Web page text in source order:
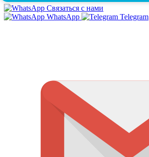
Связаться с нами
WhatsApp
Telegram